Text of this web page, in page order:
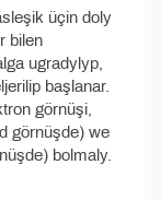
üçin doly
bilen
ugradylyp,
başlanar.
görnüşi,
görnüşde) we
bolmaly.